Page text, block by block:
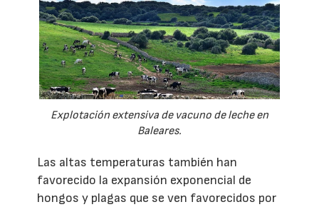
Explotación extensiva de vacuno de leche en
Baleares.
Las altas temperaturas también han
favorecido la expansión exponencial de
hongos y plagas que se ven favorecidos por